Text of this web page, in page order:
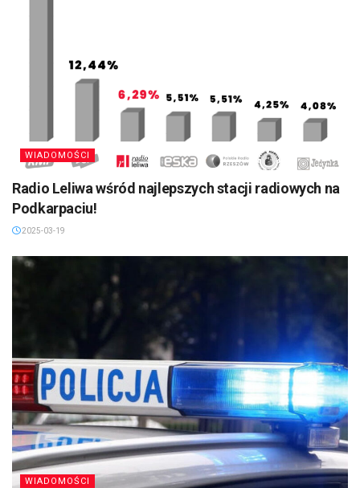
WIADOMOŚCI
Radio Leliwa wśród najlepszych stacji radiowych na
Podkarpaciu!
2025-03-19
WIADOMOŚCI